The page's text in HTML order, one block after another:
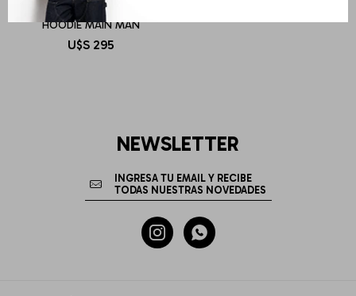
AUTRY
HOODIE MAIN MAN
U$S 295
NEWSLETTER
 